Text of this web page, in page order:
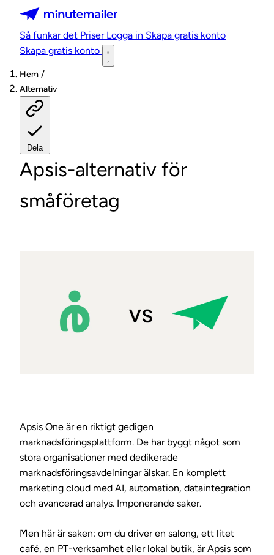
Minutemailer
Så funkar det Priser Logga in Skapa gratis konto
Skapa gratis konto
Hem /
Alternativ
Dela
Apsis-alternativ för
småföretag
Apsis One är en riktigt gedigen
marknadsföringsplattform. De har byggt något som
stora organisationer med dedikerade
marknadsföringsavdelningar älskar. En komplett
marketing cloud med AI, automation, dataintegration
och avancerad analys. Imponerande saker.
Men här är saken: om du driver en salong, ett litet
café, en PT-verksamhet eller lokal butik, är Apsis som